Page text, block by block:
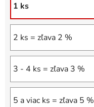
1 ks
2 ks = zľava 2 %
3 - 4 ks = zľava 3 %
5 a viac ks = zľava 5 %